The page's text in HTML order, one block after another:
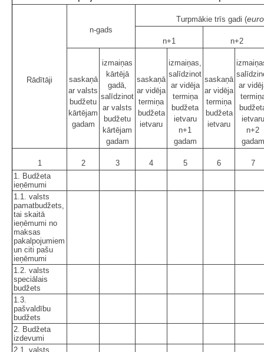
Rādītāji
n-gads
Turpmākie trīs gadi (euro
n+1 n+2
saskaņā
ar valsts
budžetu
kārtējam
gadam
izmaiņas
kārtējā
gadā,
salīdzinot
ar valsts
budžetu
kārtējam
gadam
saskaņā
ar vidēja
termiņa
budžeta
ietvaru
izmaiņas,
salīdzinot
ar vidēja
termiņa
budžeta
ietvaru
n+1
gadam
saskaņā
ar vidēja
termiņa
budžeta
ietvaru
ar
ietvaru
n+2
gadam
1 2 3 4 5 6
7
1. Budžeta
ieņēmumi
1.1. valsts
pamatbudžets,
tai skaitā
ieņēmumi no
maksas
pakalpojumiem
un citi pašu
ieņēmumi
1.2. valsts
speciālais
budžets
1.3.
pašvaldību
budžets
2. Budžeta
izdevumi
2.1. valsts